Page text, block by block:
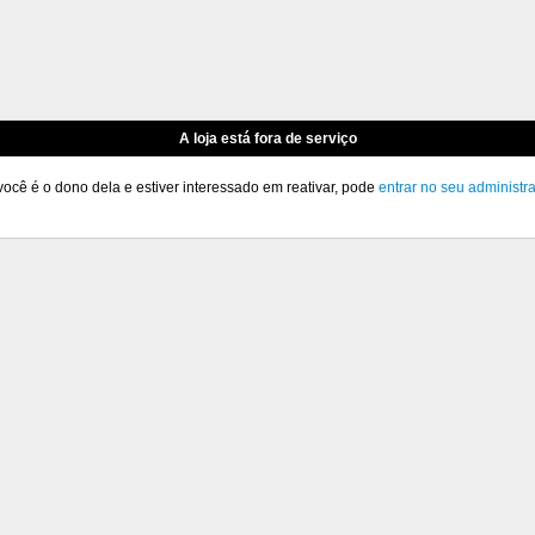
A loja está fora de serviço
é o dono dela e estiver interessado em reativar, pode entrar no seu